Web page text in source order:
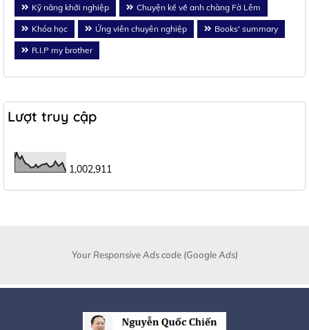
Kỹ năng khởi nghiệp Chuyện kể về anh chàng Fờ Lêm
Khóa học Ứng viên chuyên nghiệp Books' summary
R.I.P my brother
Lượt truy cập
1,002,911
Your Responsive Ads code (Google Ads)